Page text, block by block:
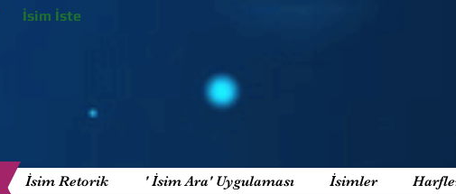
İsim İste
İsim Retorik ' İsim Ara' Uygulaması İsimler